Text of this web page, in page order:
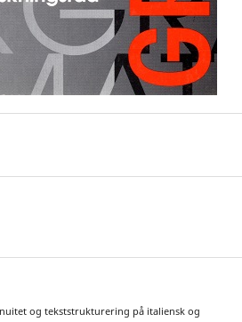
og tekststrukturering på italiensk og